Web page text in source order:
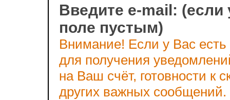
Введите e-mail: (если
поле пустым)
Внимание! Если у Вас
для получения
на Ваш счёт, готовности к
других важных сообщений.